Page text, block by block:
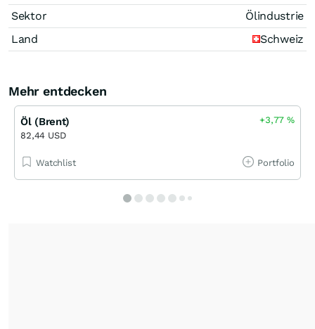
Sektor
Ölindustrie
Land
Schweiz
Mehr entdecken
Öl (Brent)
82,44 USD
+3,77%
Watchlist Portfolio